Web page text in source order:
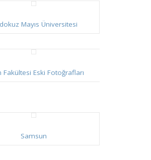
Mayıs Üniversitesi
Fakültesi Eski Fotoğrafları
Samsun